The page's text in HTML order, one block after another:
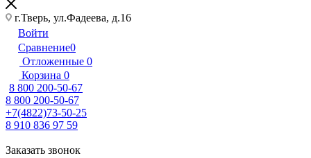
г.Тверь, ул.Фадеева, д.16
Войти
Сравнение0
Отложенные 0
Корзина 0
8 800 200-50-67
8 800 200-50-67
+7(4822)73-50-25
8 910 836 97 59
Заказать звонок